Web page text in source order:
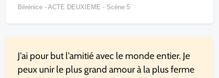
Bérénice - ACTE DEUXIEME - Scène 5
J'ai pour but l'amitié avec le monde entier. Je
peux unir le plus grand amour à la plus ferme